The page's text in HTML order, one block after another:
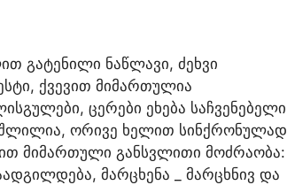
გატენილი ნაწლავი, ძეხვი
ქვევით მიმართულია
ცერები ეხება საჩვენებელი
ორივე ხელით სინქრონულად
მიმართული განსვლითი მოძრაობა:
მარცხენა _ მარცხნივ და